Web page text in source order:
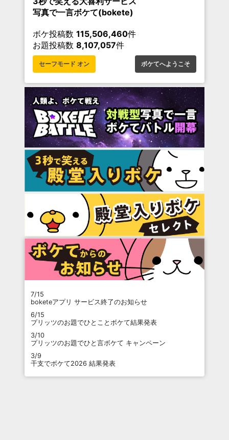
写真で一言ボケて(bokete)
ボケ投稿数 115,506,460件
お題投稿数 8,107,057件
セーフモード オン ボケてへようこそ
7/15
boketeアプリ サービス終了のお知らせ
6/15
プリッツのお題でひとことボケて結果発表
3/10
プリッツのお題でひと言ボケて キャンペーン
3/9
干支でボケて2026 結果発表